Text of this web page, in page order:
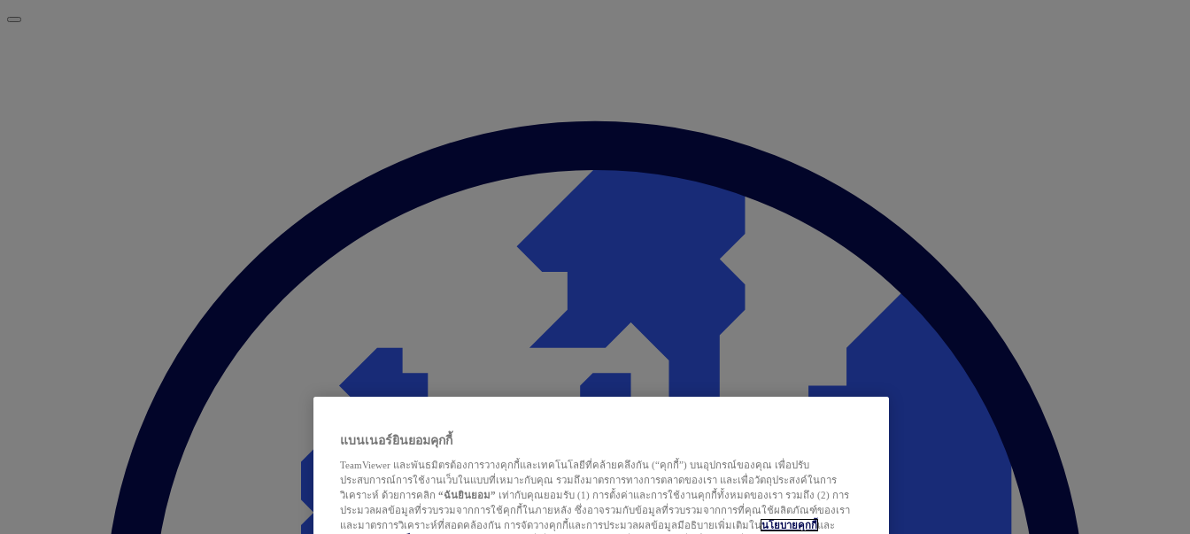
แบนเนอร์ยินยอมคุกกี้
TeamViewer และพันธมิตรต้องการวางคุกกี้และเทคโนโลยีที่คล้ายคลึงกัน (“คุกกี้”) บนอุปกรณ์ของคุณ เพื่อปรับ
ประสบการณ์การใช้งานเว็บในแบบที่เหมาะกับคุณ รวมถึงมาตรการทางการตลาดของเรา และเพื่อวัตถุประสงค์ในการ
วิเคราะห์ ด้วยการคลิก “ฉันยินยอม” เท่ากับคุณยอมรับ (1) การตั้งค่าและการใช้งานคุกกี้ทั้งหมดของเรา รวมถึง (2) การ
ประมวลผลข้อมูลที่รวบรวมจากการใช้คุกกี้ในภายหลัง ซึ่งอาจรวมกับข้อมูลที่รวบรวมจากการที่คุณใช้ผลิตภัณฑ์ของเรา
และมาตรการวิเคราะห์ที่สอดคล้องกัน การจัดวางคุกกี้และการประมวลผลข้อมูลมีอธิบายเพิ่มเติมในนโยบายคุกกี้และ